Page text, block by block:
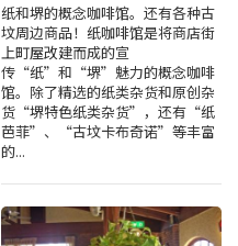
纸和堺的概念咖啡馆。还有各种古
坟周边商品！纸咖啡馆是将商店街
上町屋改建而成的宣
传“纸”和“堺”魅力的概念咖啡
馆。除了精选的纸类杂货和原创杂
货“堺特色纸类杂货”，还有“纸
芭菲”、“古坟卡布奇诺”等丰富
的...